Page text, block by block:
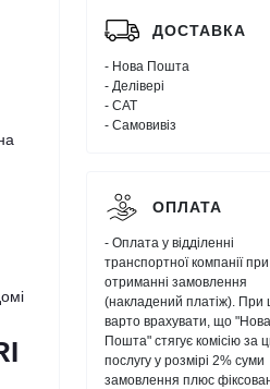
ДОСТАВКА
- Нова Пошта
- Делівері
- САТ
- Самовивіз
ОПЛАТА
- Оплата у відділенні
транспортної компанії при
отриманні замовлення
(накладений платіж). При
варто врахувати, що "Нова
Пошта" стягує комісію за
послугу у розмірі 2% суми
замовлення плюс